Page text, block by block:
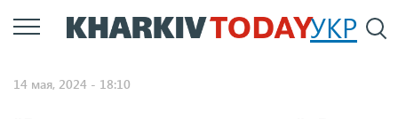
Перейти
к
УКР
14 мая, 2024 - 18:10